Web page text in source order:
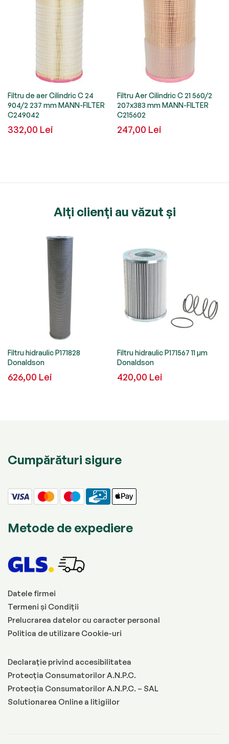
Filtru de aer Cilindric C 24
904/2 237 mm MANN-FILTER
C249042
332,00 Lei
Filtru Aer Cilindric C 21 560/2
207x383 mm MANN-FILTER
C215602
247,00 Lei
Alți clienți au văzut și
Filtru hidraulic P171828
Donaldson
626,00 Lei
Filtru hidraulic P171567 11 µm
Donaldson
420,00 Lei
Cumpărături sigure
Metode de expediere
Datele firmei
Termeni și Condiții
Prelucrarea datelor cu caracter personal
Politica de utilizare Cookie-uri
Declarație privind accesibilitatea
Protecția Consumatorilor A.N.P.C.
Protecția Consumatorilor A.N.P.C. – SAL
Solutionarea Online a litigiilor